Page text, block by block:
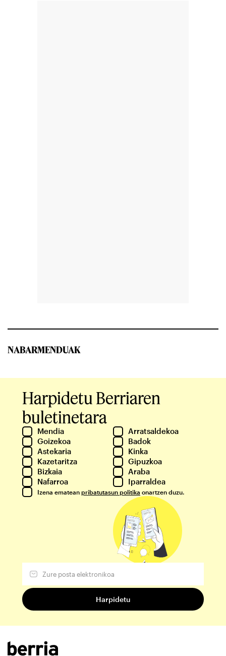
NABARMENDUAK
Harpidetu Berriaren
buletinetara
Mendia
Arratsaldekoa
Goizekoa
Badok
Astekaria
Kinka
Kazetaritza
Gipuzkoa
Bizkaia
Araba
Nafarroa
Iparraldea
Izena ematean pribatutasun politika onartzen duzu.